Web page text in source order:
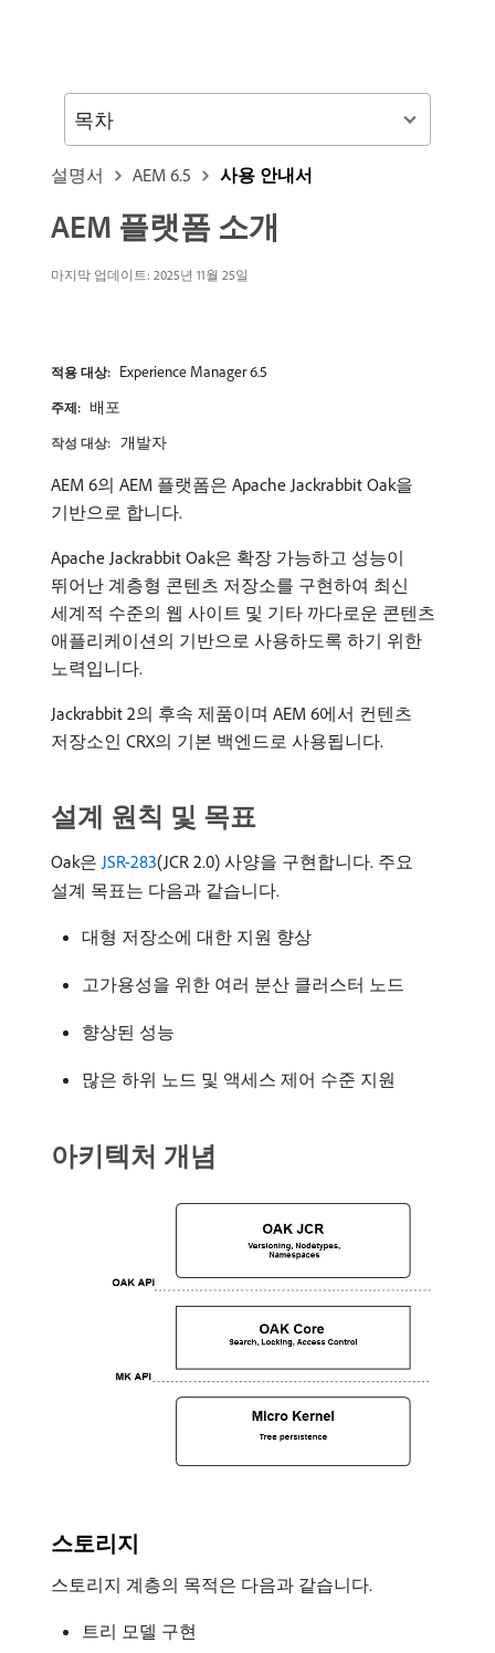
설명서 AEM 6.5 사용 안내서
AEM 플랫폼 소개
마지막 업데이트: 2025년 11월 25일
적용 대상: Experience Manager 6.5
주제: 배포
작성 대상: 개발자
AEM 6의 AEM 플랫폼은 Apache Jackrabbit Oak을
기반으로 합니다.
Apache Jackrabbit Oak은 확장 가능하고 성능이
뛰어난 계층형 콘텐츠 저장소를 구현하여 최신
세계적 수준의 웹 사이트 및 기타 까다로운 콘텐츠
애플리케이션의 기반으로 사용하도록 하기 위한
노력입니다.
Jackrabbit 2의 후속 제품이며 AEM 6에서 컨텐츠
저장소인 CRX의 기본 백엔드로 사용됩니다.
설계 원칙 및 목표
Oak은 JSR-283​(JCR 2.0) 사양을 구현합니다. 주요
설계 목표는 다음과 같습니다.
대형 저장소에 대한 지원 향상
고가용성을 위한 여러 분산 클러스터 노드
향상된 성능
많은 하위 노드 및 액세스 제어 수준 지원
아키텍처 개념
스토리지
스토리지 계층의 목적은 다음과 같습니다.
트리 모델 구현
목차